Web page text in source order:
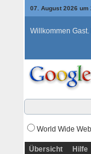
07. August 2026 um
Willkommen Gast.
World Wide Web
Übersicht Hilfe